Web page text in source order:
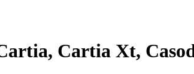
Cartia Xt,